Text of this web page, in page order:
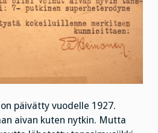
päivätty vuodelle 1927.
aivan kuten nytkin. Mutta